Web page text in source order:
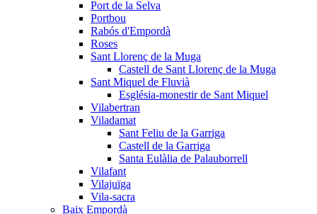
Port de la Selva
Portbou
Rabós d'Empordà
Roses
Sant Llorenç de la Muga
Castell de Sant Llorenç de la Muga
Sant Miquel de Fluvià
Església-monestir de Sant Miquel
Vilabertran
Viladamat
Sant Feliu de la Garriga
Castell de la Garriga
Santa Eulàlia de Palauborrell
Vilafant
Vilajuïga
Vila-sacra
Baix Empordà